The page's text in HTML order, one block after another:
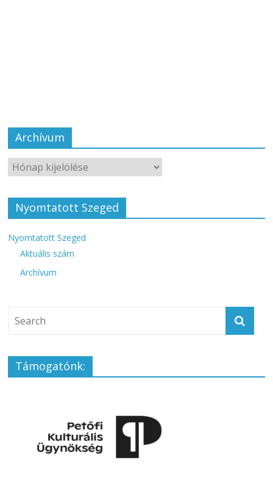
Archívum
Nyomtatott Szeged
Nyomtatott Szeged
Aktuális szám
Archívum
Támogatónk: